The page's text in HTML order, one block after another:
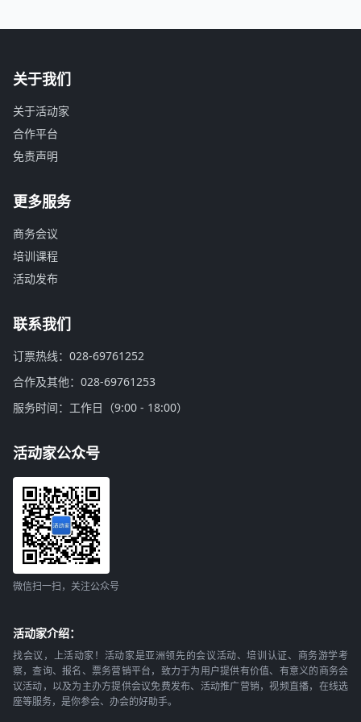
关于我们
关于活动家
合作平台
免责声明
更多服务
商务会议
培训课程
活动发布
联系我们
订票热线：028-69761252
合作及其他：028-69761253
服务时间：工作日（9:00 - 18:00）
活动家公众号
微信扫一扫，关注公众号
活动家介绍：
找会议，上活动家！活动家是亚洲领先的会议活动、培训认证、商务游学考
察，查询、报名、票务营销平台，致力于为用户提供有价值、有意义的商务会
议活动，以及为主办方提供会议免费发布、活动推广营销，视频直播，在线选
座等服务，是你参会、办会的好助手。